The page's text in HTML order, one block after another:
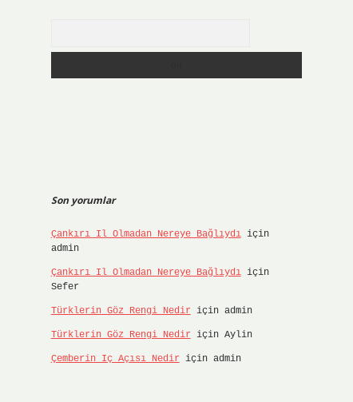
Son yorumlar
Çankırı Il Olmadan Nereye Bağlıydıiçin
admin
Çankırı Il Olmadan Nereye Bağlıydıiçin
Sefer
Türklerin Göz Rengi Nedir için admin
Türklerin Göz Rengi Nedir için Aylin
Çemberin Iç Açısı Nedir için admin